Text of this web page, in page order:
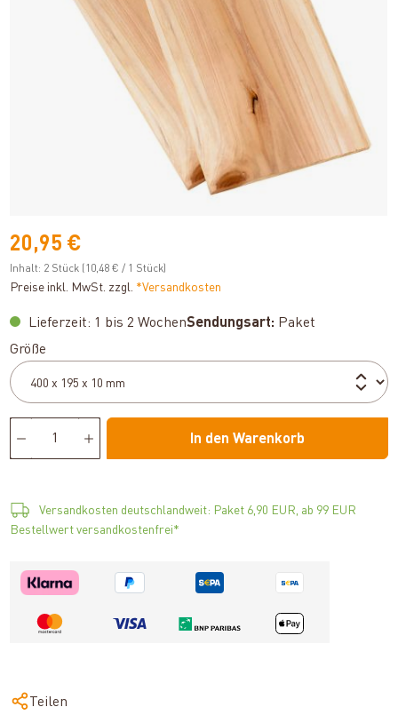
20,95 €
Inhalt: 2 Stück (10,48 € / 1 Stück)
Preise inkl. MwSt. zzgl. *Versandkosten
Lieferzeit: 1 bis 2 WochenSendungsart: Paket
Größe
In den Warenkorb
Versandkosten deutschlandweit: Paket 6,90 EUR, ab 99 EUR
Bestellwert versandkostenfrei*
Teilen